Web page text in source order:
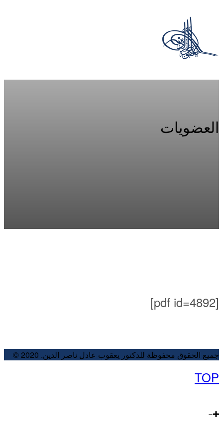
العضويات
[pdf id=4892]
جميع الحقوق محفوظة للدكتور يعقوب عادل ناصر الدين. 2020 ©
TOP